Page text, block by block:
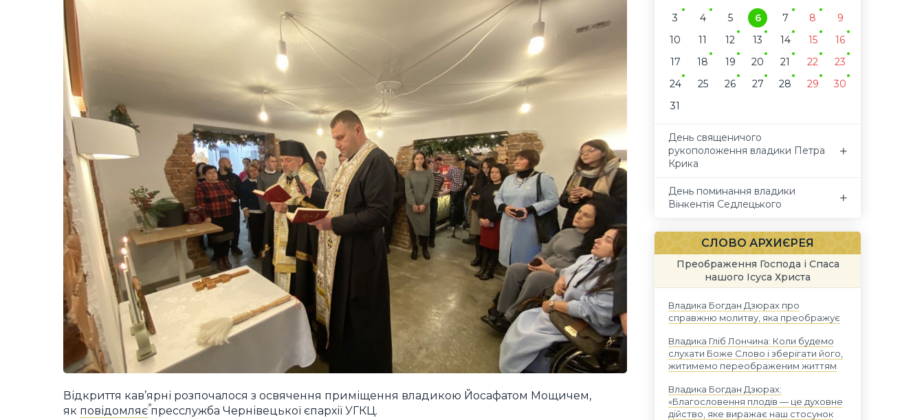
Відкриття кав’ярні розпочалося з освячення приміщення владикою Йосафатом Мощичем,
як повідомляєпресслужба Чернівецької єпархії УГКЦ.
3
4 5 6 7 8
9
10
11 12 13 14 15
16
17
18 19 20 21 22
23
24
25 26 27 28 29
30
31
День священичого
рукоположення владики Петра
Крика
День поминання владики
Вінкентія Седлецького
СЛОВО АРХИЄРЕЯ
Преображення Господа і Спаса
нашого Ісуса Христа
Владика Богдан Дзюрах про
справжню молитву, яка преображує
Владика Гліб Лончина: Коли будемо
слухати Боже Слово і зберігати його,
житимемо переображеним життям
Владика Богдан Дзюрах:
«Благословення плодів — це духовне
дійство, яке виражає наш стосунок